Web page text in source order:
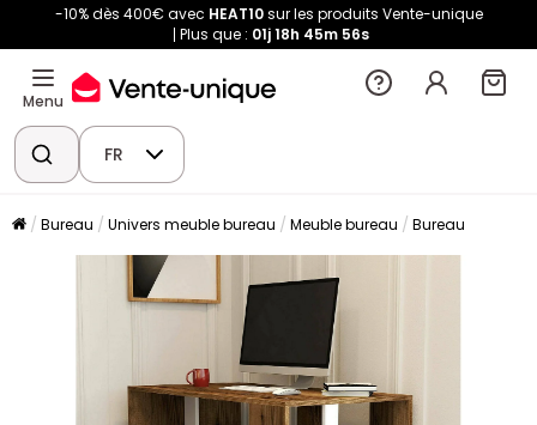
-10% dès 400€ avec HEAT10sur les produits Vente-unique
Plus que : 01j 18h 45m 54s
Menu
FR
Bureau Univers meuble bureau Meuble bureau Bureau